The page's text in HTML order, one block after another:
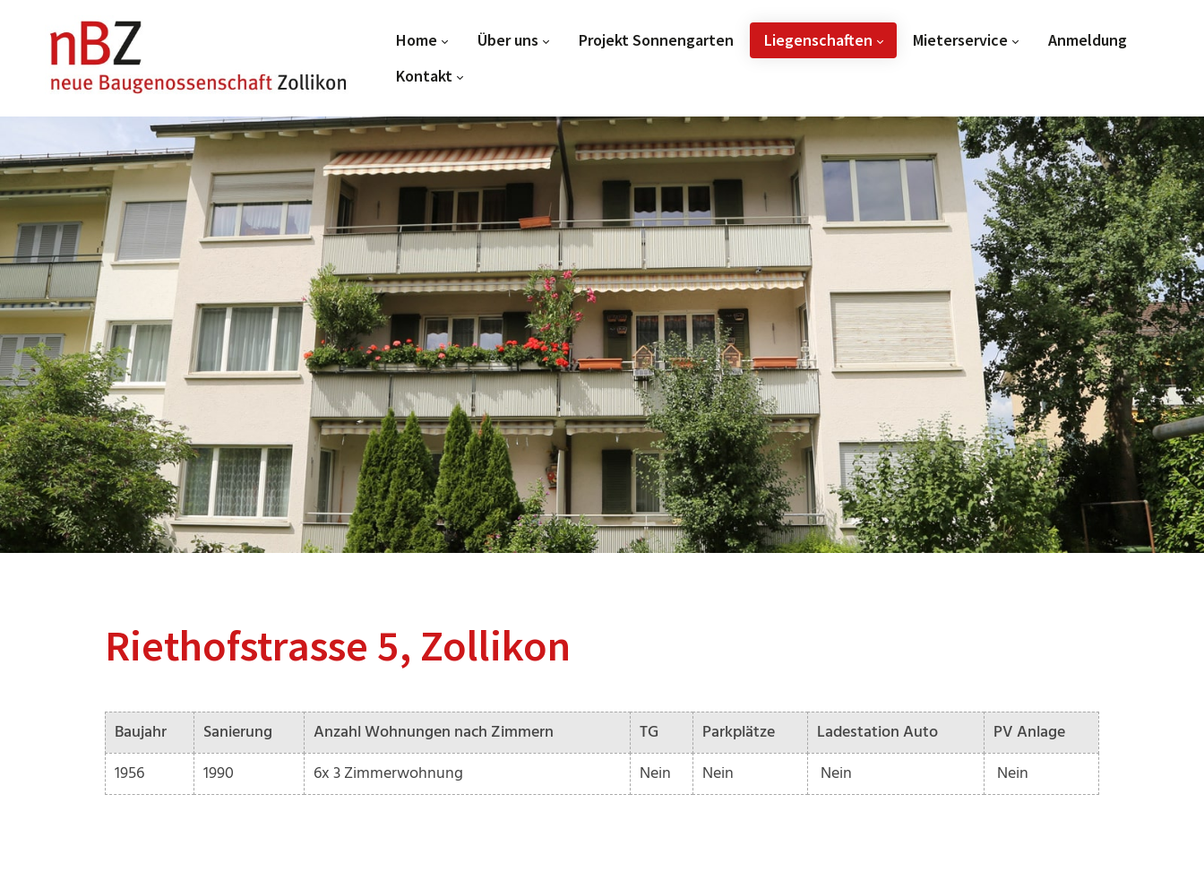
Home Über uns Projekt Sonnengarten Liegenschaften Mieterservice
Anmeldung
Kontakt
Riethofstrasse 5, Zollikon
Baujahr Sanierung Anzahl Wohnungen nach Zimmern TG Parkplätze Ladestation Auto
PV Anlage
1956
1990 6x 3 Zimmerwohnung Nein Nein Nein Nein